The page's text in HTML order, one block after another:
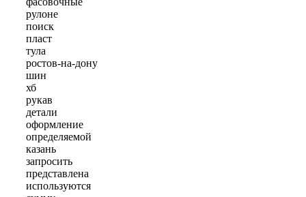
рулоне
поиск
пласт
тула
ростов-на-дону
шин
хб
рукав
детали
оформление
определяемой
казань
запросить
представлена
используются